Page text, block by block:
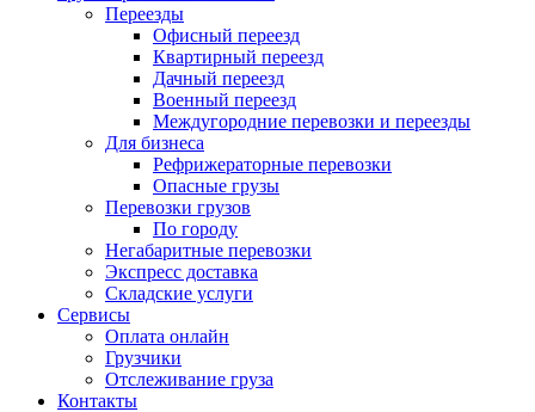
Переезды
Офисный переезд
Квартирный переезд
Дачный переезд
Военный переезд
Междугородние перевозки и переезды
Для бизнеса
Рефрижераторные перевозки
Опасные грузы
Перевозки грузов
По городу
Негабаритные перевозки
Экспресс доставка
Складские услуги
Сервисы
Оплата онлайн
Грузчики
Отслеживание груза
Контакты